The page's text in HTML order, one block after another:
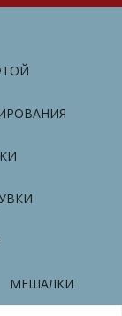
МЕШАЛКИ